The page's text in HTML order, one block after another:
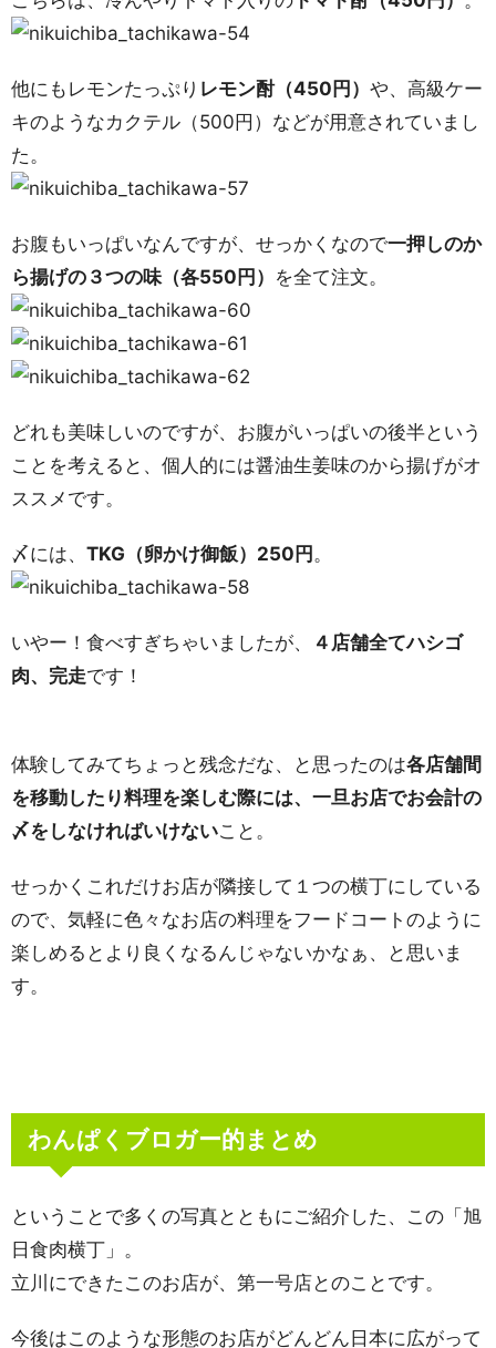
他にもレモンたっぷり レモン酎（450円） や、高級ケー
キのようなカクテル（500円）などが用意されていまし
た。
お腹もいっぱいなんですが、せっかくなので一押しのか
ら揚げの３つの味（各550円） を全て注文。
どれも美味しいのですが、お腹がいっぱいの後半という
ことを考えると、個人的には醤油生姜味のから揚げがオ
ススメです。
〆には、 TKG（卵かけ御飯）250円 。
いやー！食べすぎちゃいましたが、
４店舗全てハシゴ
肉、完走です！
体験してみてちょっと残念だな、と思ったのは各店舗間
を移動したり料理を楽しむ際には、一旦お店でお会計の
〆をしなければいけないこと。
せっかくこれだけお店が隣接して１つの横丁にしている
ので、気軽に色々なお店の料理をフードコートのように
楽しめるとより良くなるんじゃないかなぁ、と思いま
す。
わんぱくブロガー的まとめ
ということで多くの写真とともにご紹介した、この「旭
日食肉横丁」。
立川にできたこのお店が、第一号店とのことです。
今後はこのような形態のお店がどんどん日本に広がって